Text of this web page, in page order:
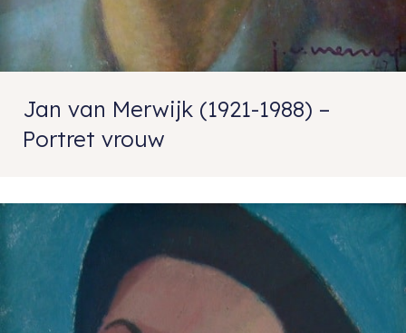
Jan van Merwijk (1921-1988) –
Portret vrouw